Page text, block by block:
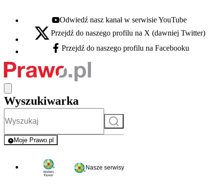
Youtube - otwiera się w nowej karcie
Odwiedź nasz kanał w serwisie YouTube
X - otwiera się w nowej karcie
Przejdź do naszego profilu na X (dawniej Twitter)
Facebook - otwiera się w nowej karcie
Przejdź do naszego profilu na Facebooku
Wyszukiwarka
Szukaj
Moje Prawo.pl
- rejestracja i logowanie do serwisu
Nasze serwisy